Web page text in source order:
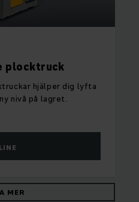
plocktruck
hjälper dig lyfta
nivå på lagret.
MER